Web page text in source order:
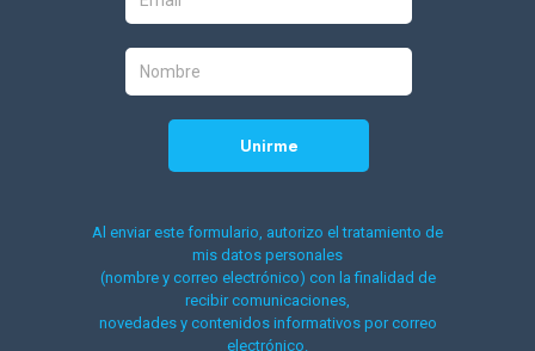
Al enviar este formulario, autorizo el tratamiento de
mis datos personales
(nombre y correo electrónico) con la finalidad de
recibir comunicaciones,
novedades y contenidos informativos por correo
electrónico.